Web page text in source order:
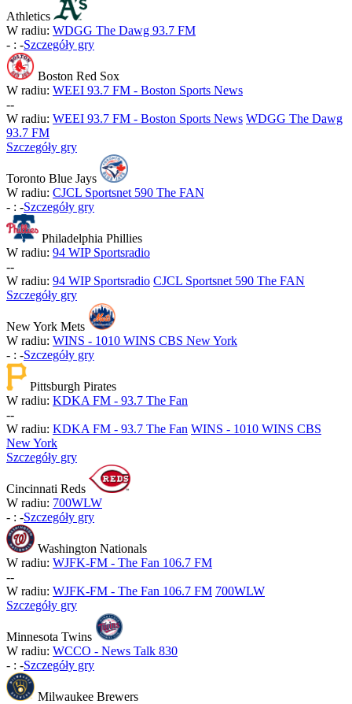
Athletics
W radiu: WDGG The Dawg 93.7 FM
- : -Szczegóły gry
Boston Red Sox
W radiu: WEEI 93.7 FM - Boston Sports News
--
W radiu: WEEI 93.7 FM - Boston Sports News WDGG The Dawg
93.7 FM
Szczegóły gry
Toronto Blue Jays
W radiu: CJCL Sportsnet 590 The FAN
- : -Szczegóły gry
Philadelphia Phillies
W radiu: 94 WIP Sportsradio
--
W radiu: 94 WIP Sportsradio CJCL Sportsnet 590 The FAN
Szczegóły gry
New York Mets
W radiu: WINS - 1010 WINS CBS New York
- : -Szczegóły gry
Pittsburgh Pirates
W radiu: KDKA FM - 93.7 The Fan
--
W radiu: KDKA FM - 93.7 The Fan WINS - 1010 WINS CBS
New York
Szczegóły gry
Cincinnati Reds
W radiu: 700WLW
- : -Szczegóły gry
Washington Nationals
W radiu: WJFK-FM - The Fan 106.7 FM
--
W radiu: WJFK-FM - The Fan 106.7 FM 700WLW
Szczegóły gry
Minnesota Twins
W radiu: WCCO - News Talk 830
- : -Szczegóły gry
Milwaukee Brewers